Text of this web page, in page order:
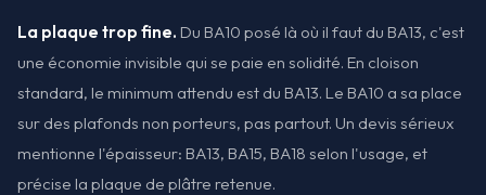
La plaque trop fine. Du BA10 posé là où il faut du BA13, c'est
une économie invisible qui se paie en solidité. En cloison
standard, le minimum attendu est du BA13. Le BA10 a sa place
sur des plafonds non porteurs, pas partout. Un devis sérieux
mentionne l'épaisseur: BA13, BA15, BA18 selon l'usage, et
précise la plaque de plâtre retenue.